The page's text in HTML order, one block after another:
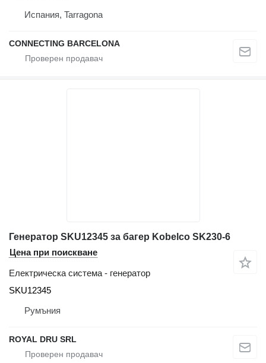
Испания, Tarragona
CONNECTING BARCELONA
Генератор SKU12345 за багер Kobelco SK230-6
Цена при поискване
Електрическа система - генератор
SKU12345
Румъния
ROYAL DRU SRL